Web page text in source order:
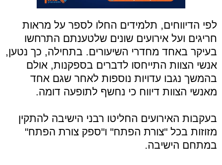
לפי הדיווחים, תלמידים החלו לספר על מראות
חריגים ועל אירועים שונים שלטענתם התרחשו
בעיקר באחד מחדרי השיעורים. בתחילה, כך נטען,
אנשי הצוות התייחסו לדברים בספקנות, אולם
בהמשך נגבו עדויות נוספות לאחר שגם אחד
מאנשי הצוות דיווח כי נחשף לתופעה דומה.
בעקבות האירועים החליטו רבני הישיבה להתקין
מזוזות בכל "צורת הפתח" ו"ספק צורת הפתח"
במתחם הישיבה.